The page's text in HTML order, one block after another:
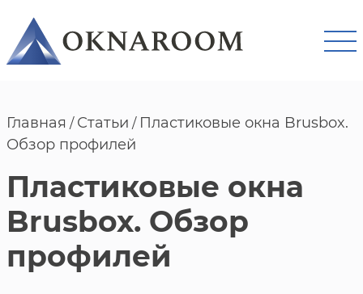
Главная / Статьи / Пластиковые окна Brusbox.
Обзор профилей
Пластиковые окна
Brusbox. Обзор
профилей